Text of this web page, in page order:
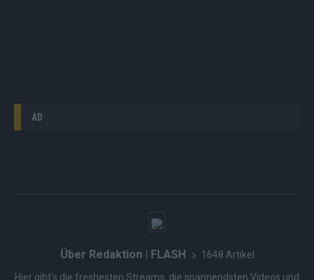
AD
Über Redaktion | FLASH 1648 Artikel
Hier gibt’s die freshesten Streams, die spannendsten Videos und